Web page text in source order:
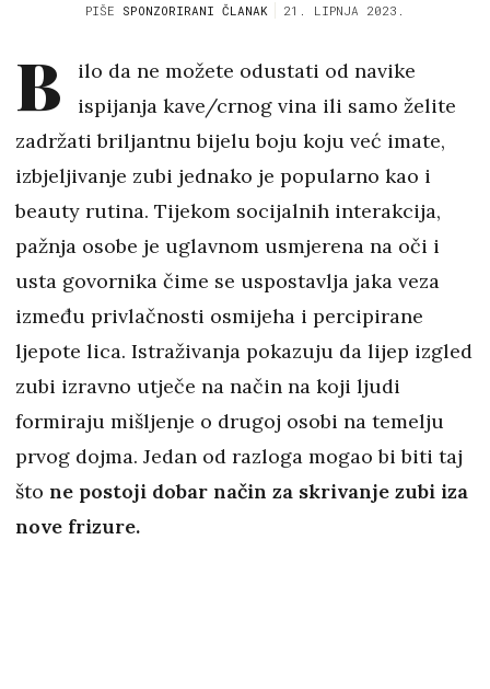
PIŠE SPONZORIRANI ČLANAK 21. LIPNJA 2023.
B
ilo da ne možete odustati od navike
ispijanja kave/crnog vina ili samo želite
zadržati briljantnu bijelu boju koju već imate,
izbjeljivanje zubi jednako je popularno kao i
beauty rutina. Tijekom socijalnih interakcija,
pažnja osobe je uglavnom usmjerena na oči i
usta govornika čime se uspostavlja jaka veza
između privlačnosti osmijeha i percipirane
ljepote lica. Istraživanja pokazuju da lijep izgled
zubi izravno utječe na način na koji ljudi
formiraju mišljenje o drugoj osobi na temelju
prvog dojma. Jedan od razloga mogao bi biti taj
što ne postoji dobar način za skrivanje zubi iza
nove frizure.